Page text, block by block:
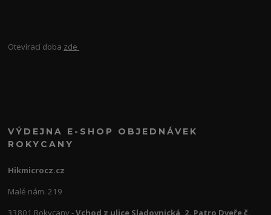
Otevírací doba zde
VÝDEJNA E-SHOP OBJEDNÁVEK
ROKYCANY
Hikmicrocz.cz
Malé nám. 219
33801 Rokycany -Vchod z ulice Sladovnická, 2. Patro Dveře č.